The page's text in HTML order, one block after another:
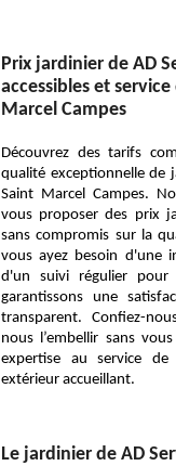
Prix jardinier de AD
accessibles et
Marcel Campes
Découvrez des tarifs
qualité exceptionnelle de
Saint Marcel Campes.
vous proposer des prix
sans compromis sur la
vous ayez besoin d'une
d'un suivi régulier
garantissons une
transparent. Confiez-
nous l’embellir sans
expertise au service
extérieur accueillant.
Le jardinier de AD